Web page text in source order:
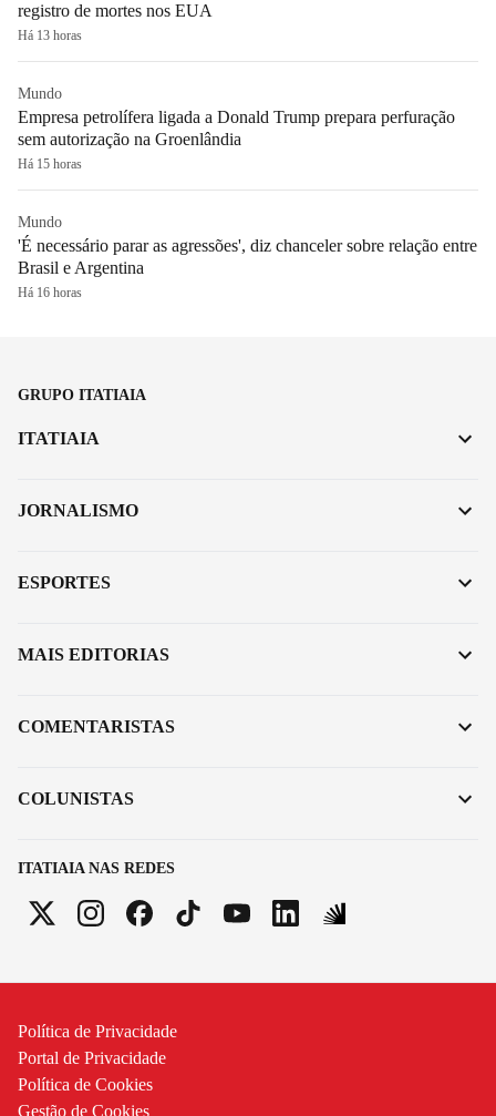
registro de mortes nos EUA
Há 13 horas
Mundo
Empresa petrolífera ligada a Donald Trump prepara perfuração
sem autorização na Groenlândia
Há 15 horas
Mundo
'É necessário parar as agressões', diz chanceler sobre relação entre
Brasil e Argentina
Há 16 horas
GRUPO ITATIAIA
ITATIAIA NAS REDES
ITATIAIA
JORNALISMO
ESPORTES
MAIS EDITORIAS
COMENTARISTAS
COLUNISTAS
Política de Privacidade
Portal de Privacidade
Política de Cookies
Gestão de Cookies